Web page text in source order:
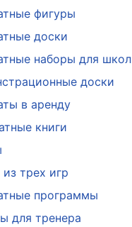
фигуры
доски
наборы для школ
доски
в аренду
книги
из трех игр
программы
для тренера